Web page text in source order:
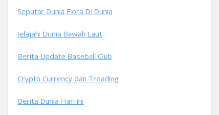
Seputar Dunia Flora Di Dunia
Jelajahi Dunia Bawah Laut
Berita Update Baseball Club
Crypto Currency dan Treading
Berita Dunia Hari ini